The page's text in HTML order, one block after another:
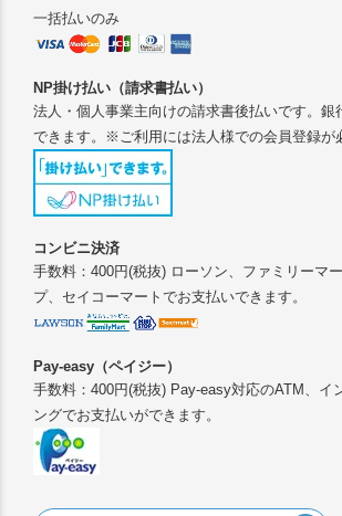
一括払いのみ
NP掛け払い（請求書払い）
法人・個人事業主向けの請求書後払いです。銀
できます。※ご利用には法人様での会員登録が
コンビニ決済
手数料：400円(税抜) ローソン、ファミリーマ
プ、セイコーマートでお支払いできます。
Pay-easy（ペイジー）
手数料：400円(税抜) Pay-easy対応のATM、イ
ングでお支払いができます。